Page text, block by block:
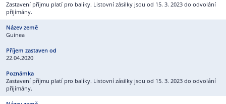
Zastavení příjmu platí pro balíky. Listovní zásilky jsou od 15. 3. 2023 do odvolání
přijímány.
Guinea
22.04.2020
Zastavení příjmu platí pro balíky. Listovní zásilky jsou od 15. 3. 2023 do odvolání
přijímány.